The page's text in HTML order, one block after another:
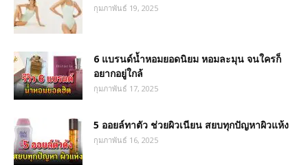
กุมภาพันธ์ 19, 2025
6 แบรนด์น้ำหอมยอดนิยม หอมละมุน จนใครก็
อยากอยู่ใกล้
กุมภาพันธ์ 17, 2025
5 ออยล์ทาตัว ช่วยผิวเนียน สยบทุกปัญหาผิวแห้ง
กุมภาพันธ์ 16, 2025